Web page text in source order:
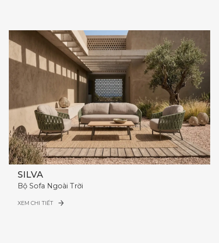
SILVA
Bộ Sofa Ngoài Trời
XEM CHI TIẾT